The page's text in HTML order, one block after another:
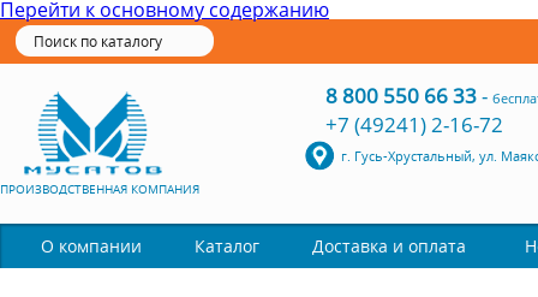
Перейти к основному содержанию
ПРОИЗВОДСТВЕННАЯ КОМПАНИЯ
8 800 550 66 33-
+7 (49241) 2-16-72
г. Гусь-Хрустальный, ул.
О компании Каталог Доставка и оплата